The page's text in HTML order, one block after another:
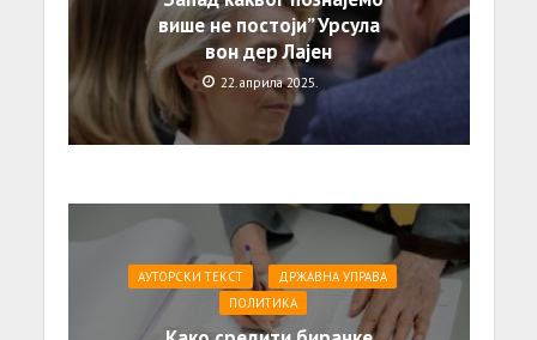
више не постоји” Урсула
вон дер Лајен
22. априла 2025.
АУТОРСКИ ТЕКСТ
ДРЖАВНА УПРАВА
ПОЛИТИКА